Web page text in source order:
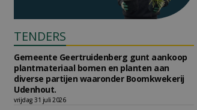
TENDERS
Gemeente Geertruidenberg gunt aankoop
plantmateriaal bomen en planten aan
diverse partijen waaronder Boomkwekerij
Udenhout.
vrijdag 31 juli 2026